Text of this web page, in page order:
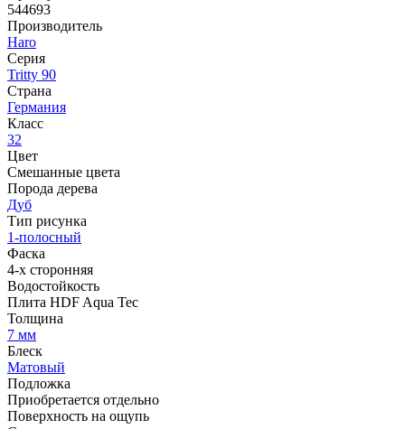
544693
Производитель
Haro
Серия
Tritty 90
Страна
Германия
Класс
32
Цвет
Смешанные цвета
Порода дерева
Дуб
Тип рисунка
1-полосный
Фаска
4-х сторонняя
Водостойкость
Плита HDF Aqua Tec
Толщина
7 мм
Блеск
Матовый
Подложка
Приобретается отдельно
Поверхность на ощупь